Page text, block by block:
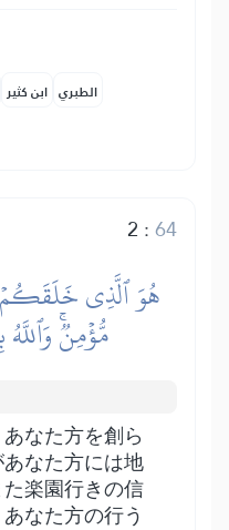
ابن كثير الطبري
2 :64
هُوَ ٱلَّذِي
مُّؤۡمِنٞۚ
なた方を創ら
なた方には地
楽園行きの信
なた方の行う